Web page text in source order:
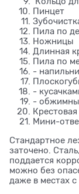
Пинцет
Пила по
Ножницы
Длинная
Пила по
-
-
-
Мини-
Стандартное
заточено.
поддается
можно без
даже в местах